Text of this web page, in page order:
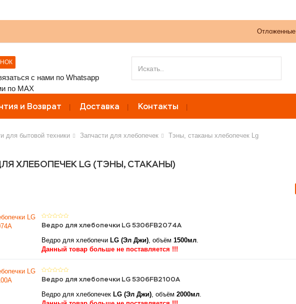
Отложенные
и Возврат Доставка Контакты
для бытовой техники Запчасти для хлебопечек Тэны, стаканы хлебопечек Lg
ХЛЕБОПЕЧЕК LG (ТЭНЫ, СТАКАНЫ)
Ведро для хлебопечки LG 5306FB2074A
Ведро для хлебопечи LG (Эл Джи), объём 1500мл.
Данный товар больше не поставляется !!!
Ведро для хлебопечки LG 5306FB2100A
Ведро для хлебопечек LG (Эл Джи), объём 2000мл.